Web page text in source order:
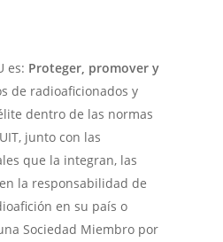
es: Proteger, promover y
de radioaficionados y
dentro de las normas
junto con las
que la integran, las
la responsabilidad de
en su país o
Sociedad Miembro por
Inicio
Institucional
Nuestra historia
Consejo Directivo
Servicios al Socio
RENER
Boletin RCP
Extranjeros/